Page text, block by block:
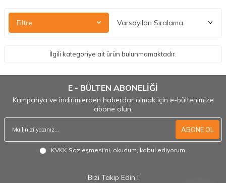
Filtre
İlgili kategoriye ait ürün bulunmamaktadır.
E - BÜLTEN ABONELİĞİ
Kampanya ve indirimlerden haberdar olmak için e-bültenimize
abone olun.
ABONE OL
KVKK Sözleşmesi'ni, okudum, kabul ediyorum.
Bizi Takip Edin !